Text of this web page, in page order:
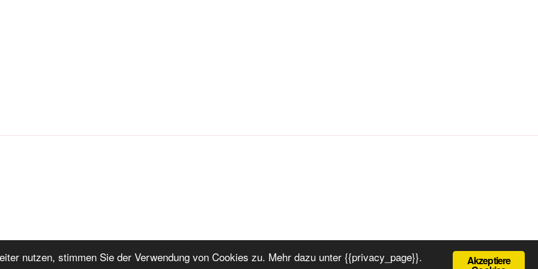
Stolz präsentiert von WordPress Akzeptiere
nutzen, stimmen Sie der Verwendung von Cookies zu. Mehr dazu unter {{privacy_page}}.